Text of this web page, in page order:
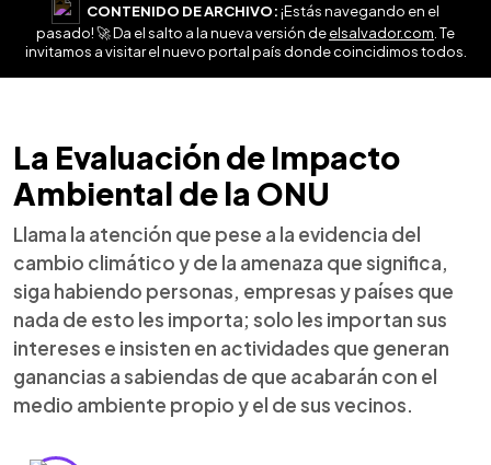
CONTENIDO DE ARCHIVO:¡Estás navegando en el
pasado! 🚀 Da el salto a la nueva versión deelsalvador.com . Te
invitamos a visitar el nuevo portal país donde coincidimos todos.
La Evaluación de Impacto
Ambiental de la ONU
Llama la atención que pese a la evidencia del
cambio climático y de la amenaza que significa,
siga habiendo personas, empresas y países que
nada de esto les importa; solo les importan sus
intereses e insisten en actividades que generan
ganancias a sabiendas de que acabarán con el
medio ambiente propio y el de sus vecinos.